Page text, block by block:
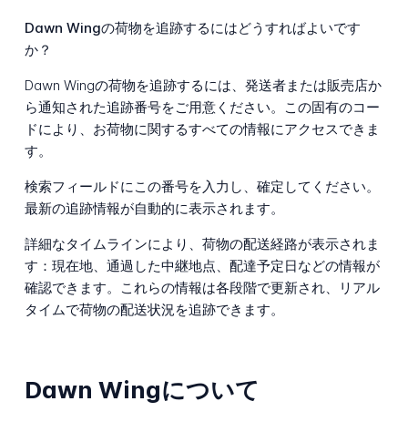
Dawn Wingの荷物を追跡するにはどうすればよいです
か？
Dawn Wingの荷物を追跡するには、発送者または販売店か
ら通知された追跡番号をご用意ください。この固有のコー
ドにより、お荷物に関するすべての情報にアクセスできま
す。
検索フィールドにこの番号を入力し、確定してください。
最新の追跡情報が自動的に表示されます。
詳細なタイムラインにより、荷物の配送経路が表示されま
す：現在地、通過した中継地点、配達予定日などの情報が
確認できます。これらの情報は各段階で更新され、リアル
タイムで荷物の配送状況を追跡できます。
Dawn Wingについて